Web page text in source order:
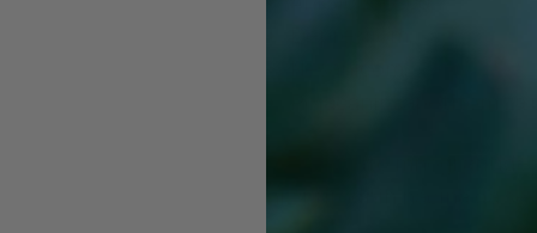
Pojačanim apetitom za
Upravo zato mnogi
niz prirodnih načina da se